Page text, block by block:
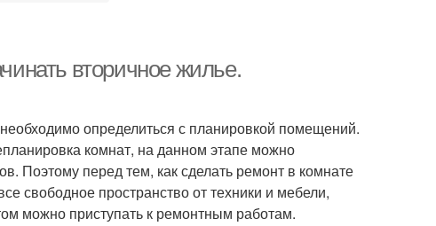
вторичное жилье.
определиться с планировкой помещений.
комнат, на данном этапе можно
Поэтому перед тем, как сделать ремонт в комнате
свободное пространство от техники и мебели,
можно приступать к ремонтным работам.